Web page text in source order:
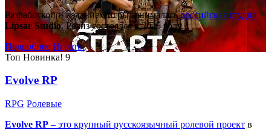
Разработкой и изданием игры занималасьроссийская студия
Lipsar Studio. Релиз состоялся в 2025 году.
Подробнее Играть!
Топ Новинка! 9
Evolve RP
RPG Ролевые
Evolve RP – это крупный русскоязычный ролевой проект в